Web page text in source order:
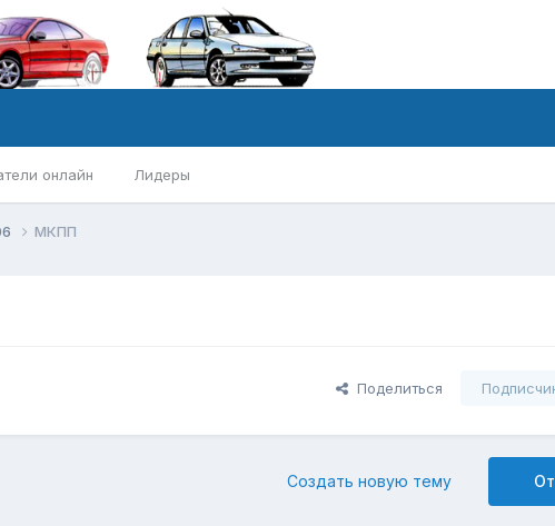
онлайн Лидеры
МКПП
Поделиться
Создать новую тему